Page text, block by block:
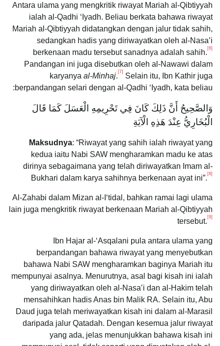
Antara ulama yang mengkritik riwayat Mariah al-Qibtiyyah
ialah al-Qadhi ‘Iyadh. Beliau berkata bahawa riwayat
Mariah al-Qibtiyyah didatangkan dengan jalur tidak sahih,
sedangkan hadis yang diriwayatkan oleh al-Nasa’i
berkenaan madu tersebut sanadnya adalah sahih. [6]
Pandangan ini juga disebutkan oleh al-Nawawi dalam
karyanya al-Minhaj. [7]
Selain itu, Ibn Kathir juga
berpandangan selari dengan al-Qadhi ‘Iyadh, kata beliau:
وَالصَّحِيحُ أَنَّ ذَلِكَ كَانَ فِي تَحْرِيمِهِ الْعَسَلَ كَمَا قَالَ
الْبُخَارِيُّ عِنْدَ هَذِهِ الْآيَةِ
Maksudnya: “Riwayat yang sahih ialah riwayat yang
kedua iaitu Nabi SAW mengharamkan madu ke atas
dirinya sebagaimana yang telah diriwayatkan Imam al-
Bukhari dalam karya sahihnya berkenaan ayat ini”. [8]
Al-Zahabi dalam Mizan al-Iʻtidal, bahkan ramai lagi ulama
lain juga mengkritik riwayat berkenaan Mariah al-Qibtiyyah
tersebut. [9]
Ibn Hajar al-‘Asqalani pula antara ulama yang
berpandangan bahawa riwayat yang menyebutkan
bahawa Nabi SAW mengharamkan baginya Mariah itu
mempunyai asalnya. Menurutnya, asal bagi kisah ini ialah
yang diriwayatkan oleh al-Nasa’i dan al-Hakim telah
mensahihkan hadis Anas bin Malik RA. Selain itu, Abu
Daud juga telah meriwayatkan kisah ini dalam al-Marasil
daripada jalur Qatadah. Dengan kesemua jalur riwayat
yang ada, jelas menunjukkan bahawa kisah ini